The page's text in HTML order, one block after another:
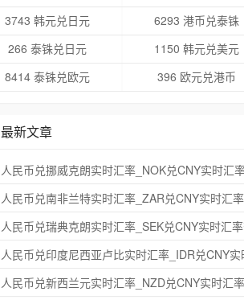
3743 韩元兑日元
6293 港币兑泰铢
266 泰铢兑日元
1150 韩元兑美元
8414 泰铢兑欧元
396 欧元兑港币
最新文章